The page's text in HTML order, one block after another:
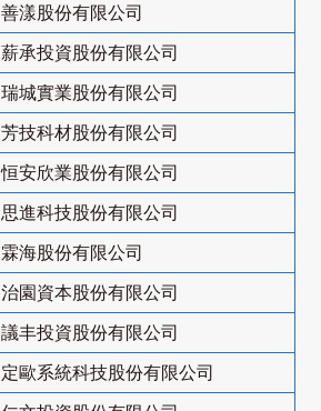
善漾股份有限公司
薪承投資股份有限公司
瑞城實業股份有限公司
芳技科材股份有限公司
恒安欣業股份有限公司
思進科技股份有限公司
霖海股份有限公司
治園資本股份有限公司
議丰投資股份有限公司
定歐系統科技股份有限公司